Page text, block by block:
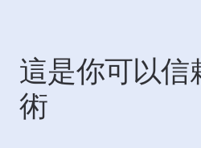
這是你可以信
術